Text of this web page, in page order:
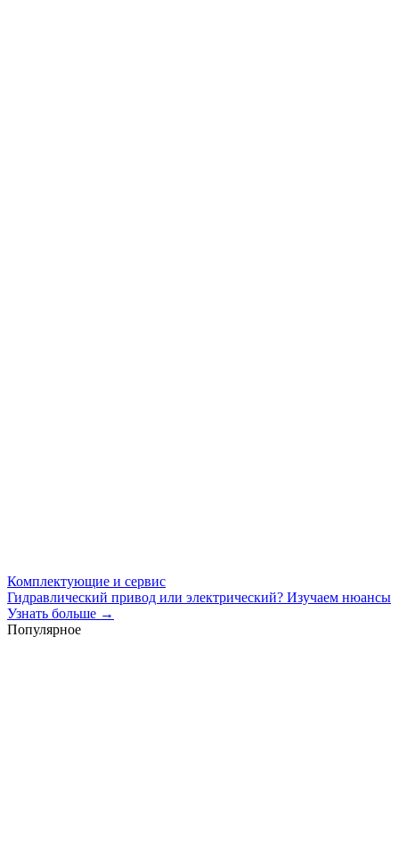
Комплектующие и сервис
Гидравлический привод или электрический? Изучаем нюансы
Узнать больше →
Популярное